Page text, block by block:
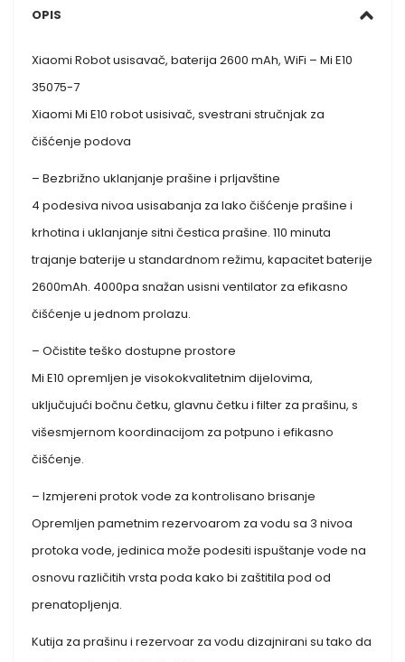
OPIS
Xiaomi Robot usisavač, baterija 2600 mAh, WiFi – Mi E10
35075-7
Xiaomi Mi E10 robot usisivač, svestrani stručnjak za
čišćenje podova
– Bezbrižno uklanjanje prašine i prljavštine
4 podesiva nivoa usisabanja za lako čišćenje prašine i
krhotina i uklanjanje sitni čestica prašine. 110 minuta
trajanje baterije u standardnom režimu, kapacitet baterije
2600mAh. 4000pa snažan usisni ventilator za efikasno
čišćenje u jednom prolazu.
– Očistite teško dostupne prostore
Mi E10 opremljen je visokokvalitetnim dijelovima,
uključujući bočnu četku, glavnu četku i filter za prašinu, s
višesmjernom koordinacijom za potpuno i efikasno
čišćenje.
– Izmjereni protok vode za kontrolisano brisanje
Opremljen pametnim rezervoarom za vodu sa 3 nivoa
protoka vode, jedinica može podesiti ispuštanje vode na
osnovu različitih vrsta poda kako bi zaštitila pod od
prenatopljenja.
Kutija za prašinu i rezervoar za vodu dizajnirani su tako da